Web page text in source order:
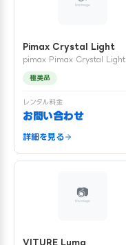
Pimax Crystal Light
pimax Pimax Crystal Light
極美品
レンタル料金
お問い合わせ
詳細を見る
VITURE Luma